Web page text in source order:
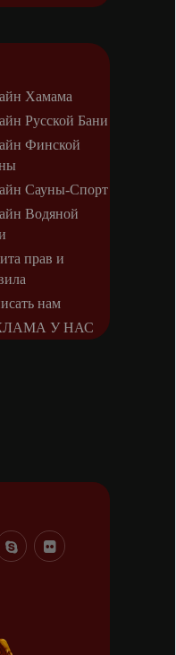
Хамама
Русской Бани
Финской
Сауны-Спорт
Водяной
прав и
нам
У НАС